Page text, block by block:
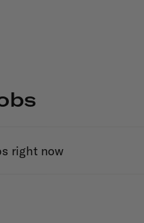
right now